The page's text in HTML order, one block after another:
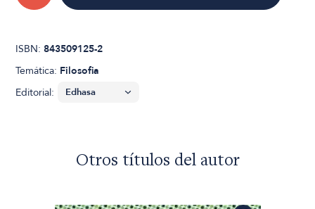
ISBN:843509125-2
Temática: Filosofia
Editorial:
Otros títulos del autor